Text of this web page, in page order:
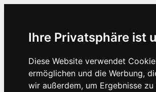
Ihre Privatsphäre ist
Diese Website verwendet
ermöglichen und die Werbung,
wir außerdem, um Ergebnisse